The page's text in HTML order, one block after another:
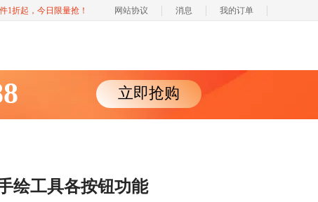
1折起，今日限量抢！ 网站协议 消息 我的订单
立即抢购
绘工具各按钮功能